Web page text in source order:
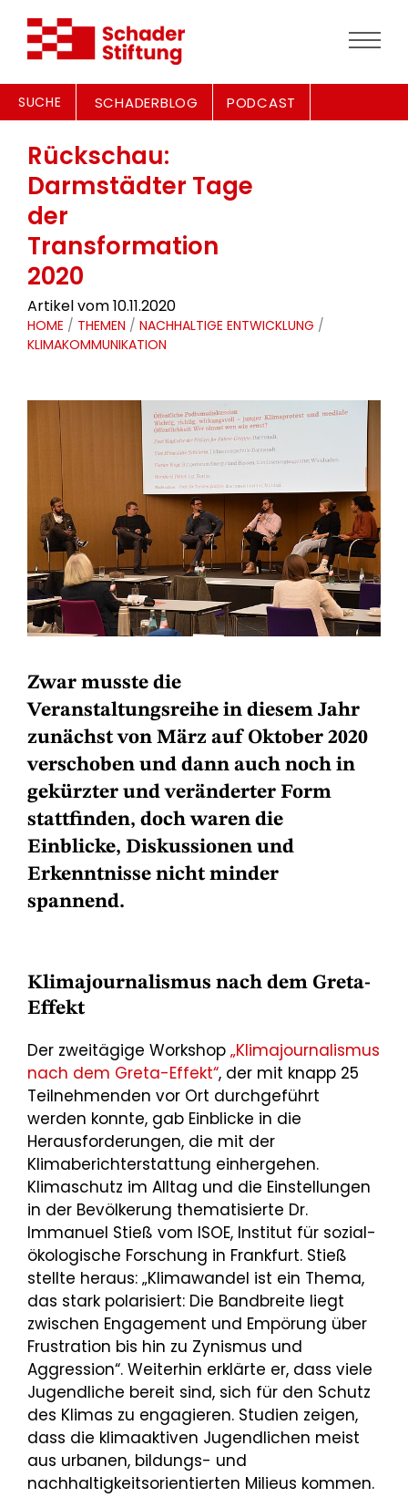
SUCHE SCHADERBLOG PODCAST
Rückschau:
Darmstädter Tage
der
Transformation
2020
Artikel vom 10.11.2020
HOME / THEMEN / NACHHALTIGE ENTWICKLUNG /
KLIMAKOMMUNIKATION
Zwar musste die
Veranstaltungsreihe in diesem Jahr
zunächst von März auf Oktober 2020
verschoben und dann auch noch in
gekürzter und veränderter Form
stattfinden, doch waren die
Einblicke, Diskussionen und
Erkenntnisse nicht minder
spannend.
Klimajournalismus nach dem Greta-
Effekt
Der zweitägige Workshop „Klimajournalismus
nach dem Greta-Effekt“, der mit knapp 25
Teilnehmenden vor Ort durchgeführt
werden konnte, gab Einblicke in die
Herausforderungen, die mit der
Klimaberichterstattung einhergehen.
Klimaschutz im Alltag und die Einstellungen
in der Bevölkerung thematisierte Dr.
Immanuel Stieß vom ISOE, Institut für sozial-
ökologische Forschung in Frankfurt. Stieß
stellte heraus: „Klimawandel ist ein Thema,
das stark polarisiert: Die Bandbreite liegt
zwischen Engagement und Empörung über
Frustration bis hin zu Zynismus und
Aggression“. Weiterhin erklärte er, dass viele
Jugendliche bereit sind, sich für den Schutz
des Klimas zu engagieren. Studien zeigen,
dass die klimaaktiven Jugendlichen meist
aus urbanen, bildungs- und
nachhaltigkeitsorientierten Milieus kommen.